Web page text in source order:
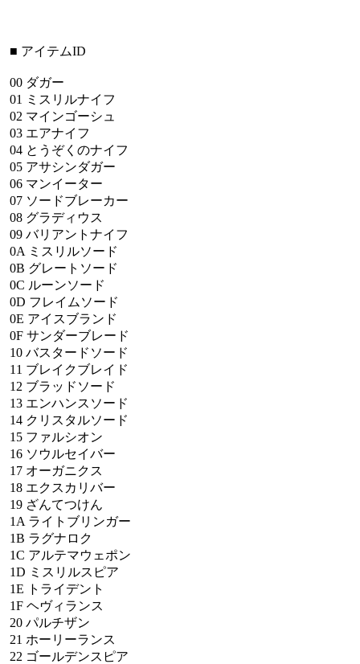
■ アイテムID
00 ダガー
01
ミスリルナイフ
02 マインゴーシュ
03 エアナイフ
04 とうぞくのナイフ
05 アサシンダガー
06 マンイーター
07 ソードブレーカー
08 グラディウス
09 バリアントナイフ
0A ミスリルソード
0B グレートソード
0C ルーンソード
0D フレイムソード
0E アイスブランド
0F サンダーブレード
10 バスタードソード
11 ブレイクブレイド
12 ブラッドソード
13 エンハンスソード
14 クリスタルソード
15 ファルシオン
16 ソウルセイバー
17 オーガニクス
18 エクスカリバー
19 ざんてつけん
1A ライトブリンガー
1B ラグナロク
1C アルテマウェポン
1D ミスリルスピア
1E
トライデント
1F ヘヴィランス
20 パルチザン
21 ホーリーランス
22 ゴールデンスピア